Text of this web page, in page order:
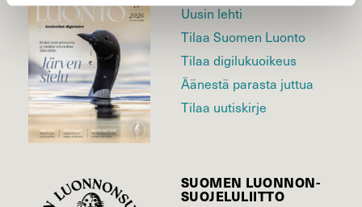
Uusin lehti
Tilaa Suomen Luonto
Tilaa digilukuoikeus
Äänestä parasta juttua
Tilaa uutiskirje
SUOMEN LUONNON­
SUOJELU­LIITTO